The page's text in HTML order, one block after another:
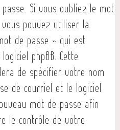
Si vous oubliez le mot
pouvez utiliser la
de passe » qui est
phpBB. Cette
de spécifier votre nom
de courriel et le logiciel
mot de passe afin
le contrôle de votre